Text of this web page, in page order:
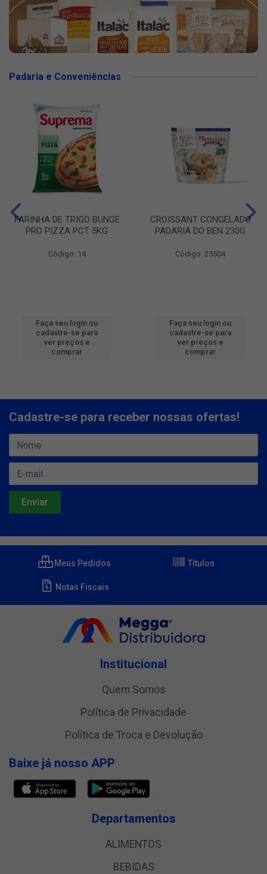
Padaria e Conveniências
FARINHA DE TRIGO BUNGE
PRO PIZZA PCT 5KG
Código: 14
Faça seu login ou
cadastre-se para
ver preços e
comprar
CROISSANT CONGELADO
PADARIA DO BEN 230G
Código: 25504
Faça seu login ou
cadastre-se para
ver preços e
comprar
Cadastre-se para receber nossas ofertas!
Meus Pedidos Títulos
Notas Fiscais
Institucional
Quem Somos
Política de Privacidade
Política de Troca e Devolução
Baixe já nosso APP
Departamentos
ALIMENTOS
BEBIDAS